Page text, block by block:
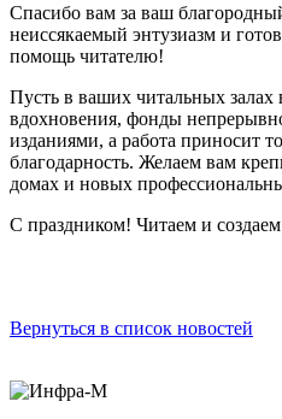
Спасибо вам за ваш
неиссякаемый энтузиазм и
помощь читателю!
Пусть в ваших читальных залах
вдохновения, фонды
изданиями, а работа приносит
благодарность. Желаем вам
домах и новых
С праздником! Читаем и
Вернуться в список новостей